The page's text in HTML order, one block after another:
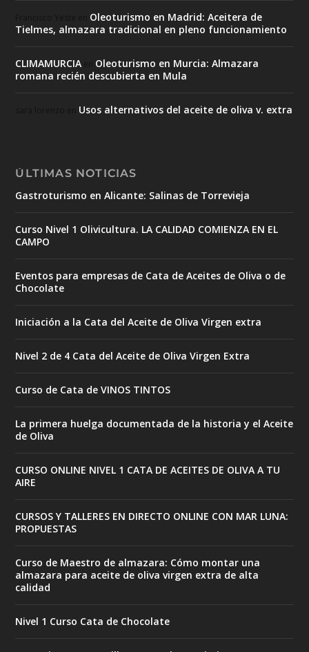
Oleoturismo en Madrid: Aceitera de
Tielmes, almazara tradicional en pleno funcionamiento
CLIMAMURCIA
Oleoturismo en Murcia: Almazara
romana recién descubierta en Mula
Usos alternativos del aceite de oliva v. extra
ÚLTIMAS NOTICIAS
Gastroturismo en Alicante: Salinas de Torrevieja
Curso Nivel 1 Olivicultura. LA CALIDAD COMIENZA EN EL
CAMPO
Eventos para empresas de Cata de Aceites de Oliva o de
Chocolate
Iniciación a la Cata del Aceite de Oliva Virgen extra
Nivel 2 de 4 Cata del Aceite de Oliva Virgen Extra
Curso de Cata de VINOS TINTOS
La primera huelga documentada de la historia y el Aceite
de Oliva
CURSO ONLINE NIVEL 1 CATA DE ACEITES DE OLIVA A TU
AIRE
CURSOS Y TALLERES EN DIRECTO ONLINE CON MAR LUNA:
PROPUESTAS
Curso de Maestro de almazara: Cómo montar una
almazara para aceite de oliva virgen extra de alta
calidad
Nivel 1 Curso Cata de Chocolate